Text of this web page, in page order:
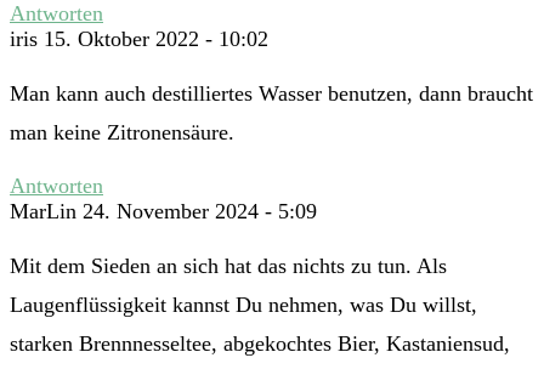
Antworten
iris 15. Oktober 2022 - 10:02
Man kann auch destilliertes Wasser benutzen, dann braucht
man keine Zitronensäure.
Antworten
MarLin 24. November 2024 - 5:09
Mit dem Sieden an sich hat das nichts zu tun. Als
Laugenflüssigkeit kannst Du nehmen, was Du willst,
starken Brennnesseltee, abgekochtes Bier, Kastaniensud,